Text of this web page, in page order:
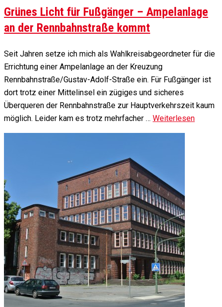
Grünes Licht für Fußgänger – Ampelanlage
an der Rennbahnstraße kommt
Seit Jahren setze ich mich als Wahlkreisabgeordneter für die
Errichtung einer Ampelanlage an der Kreuzung
Rennbahnstraße/Gustav-Adolf-Straße ein. Für Fußgänger ist
dort trotz einer Mittelinsel ein zügiges und sicheres
Überqueren der Rennbahnstraße zur Hauptverkehrszeit kaum
möglich. Leider kam es trotz mehrfacher … Weiterlesen